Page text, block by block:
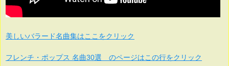
美しいバラード名曲集はここをクリック
フレンチ・ポップス 名曲30選 のページはこの行をクリック